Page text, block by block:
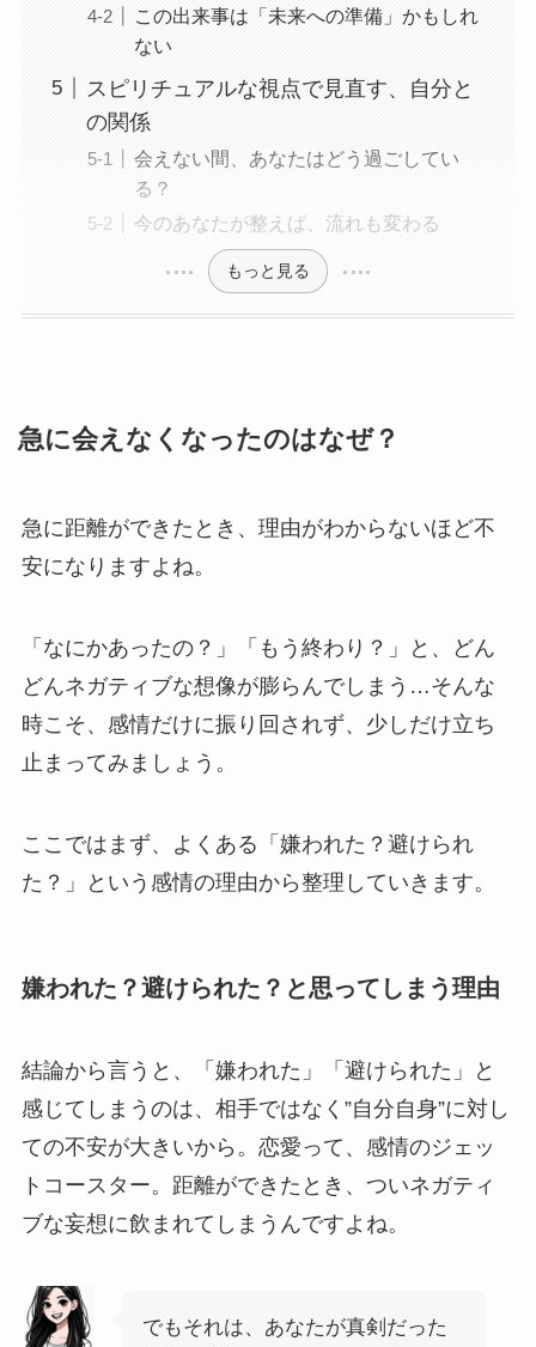
この出来事は「未来への準備」かもしれ
ない
スピリチュアルな視点で見直す、自分と
の関係
会えない間、あなたはどう過ごしてい
る？
今のあなたが整えば、流れも変わる
もっと見る
急に会えなくなったのはなぜ？
急に距離ができたとき、理由がわからないほど不
安になりますよね。
「なにかあったの？」「もう終わり？」と、どん
どんネガティブな想像が膨らんでしまう…そんな
時こそ、感情だけに振り回されず、少しだけ立ち
止まってみましょう。
ここではまず、よくある「嫌われた？避けられ
た？」という感情の理由から整理していきます。
嫌われた？避けられた？と思ってしまう理由
結論から言うと、「嫌われた」「避けられた」と
感じてしまうのは、相手ではなく”自分自身”に対し
ての不安が大きいから。恋愛って、感情のジェッ
トコースター。距離ができたとき、ついネガティ
ブな妄想に飲まれてしまうんですよね。
でもそれは、あなたが真剣だった